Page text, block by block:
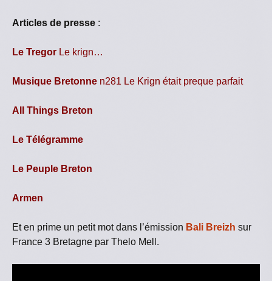
Articles de presse :
Le Tregor Le krign…
Musique Bretonne n281 Le Krign était preque parfait
All Things Breton
Le Télégramme
Le Peuple Breton
Armen
Et en prime un petit mot dans l’émission Bali Breizh sur
France 3 Bretagne par Thelo Mell.